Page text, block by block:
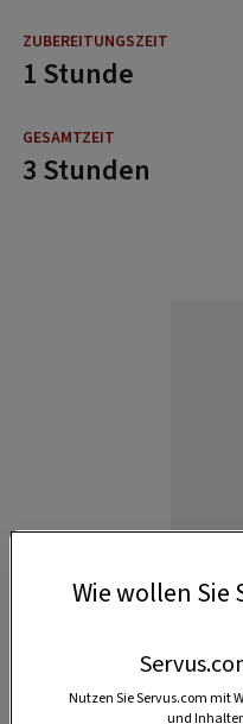
1 Stunde
3 Stunden
Wie wollen Sie
Nutzen Sie Servus.com mit
und